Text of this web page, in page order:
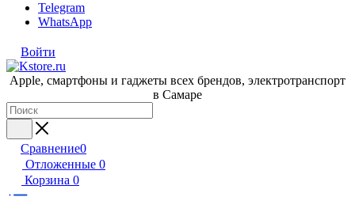
Telegram
WhatsApp
Войти
Apple, cмартфоны и гаджеты всех брендов, электротранспорт
в Самаре
Сравнение0
Отложенные 0
Корзина 0